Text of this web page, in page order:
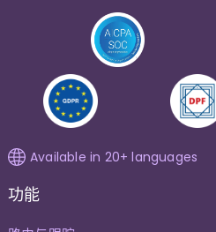
Available in 20+ languages
功能